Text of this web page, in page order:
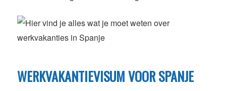
WERKVAKANTIEVISUM VOOR SPANJE